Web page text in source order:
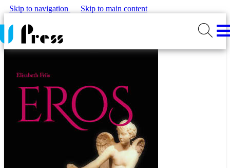
Skip to navigation Skip to main content